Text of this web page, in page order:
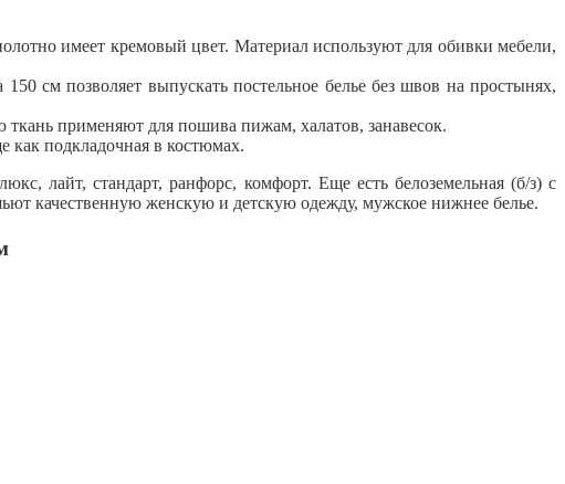
имеет кремовый цвет. Материал используют для обивки мебели,
см позволяет выпускать постельное белье без швов на простынях,
применяют для пошива пижам, халатов, занавесок.
как подкладочная в костюмах.
лайт, стандарт, ранфорс, комфорт. Еще есть белоземельная (б/з) с
качественную женскую и детскую одежду, мужское нижнее белье.